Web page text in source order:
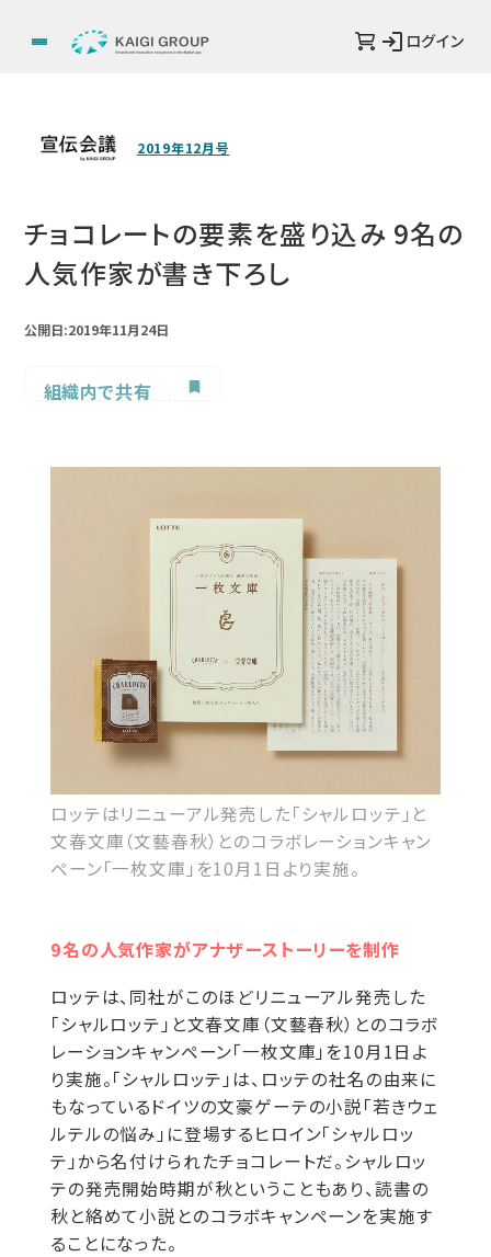
ログイン
2019年12月号
チョコレートの要素を盛り込み 9名の
人気作家が書き下ろし
公開日:2019年11月24日
組織内で共有
ロッテはリニューアル発売した「シャルロッテ」と
文春文庫（文藝春秋）とのコラボレーションキャン
ペーン「一枚文庫」を10月1日より実施。
9名の人気作家がアナザーストーリーを制作
ロッテは、同社がこのほどリニューアル発売した
「シャルロッテ」と文春文庫（文藝春秋）とのコラボ
レーションキャンペーン「一枚文庫」を10月1日よ
り実施。「シャルロッテ」は、ロッテの社名の由来に
もなっているドイツの文豪ゲーテの小説「若きウェ
ルテルの悩み」に登場するヒロイン「シャルロッ
テ」から名付けられたチョコレートだ。シャルロッ
テの発売開始時期が秋ということもあり、読書の
秋と絡めて小説とのコラボキャンペーンを実施す
ることになった。